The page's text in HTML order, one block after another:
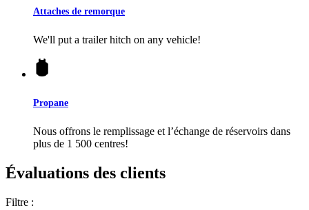
Attaches de remorque
We'll put a trailer hitch on any vehicle!
Propane
Nous offrons le remplissage et l’échange de réservoirs dans
plus de 1 500 centres!
Évaluations des clients
Filtre :